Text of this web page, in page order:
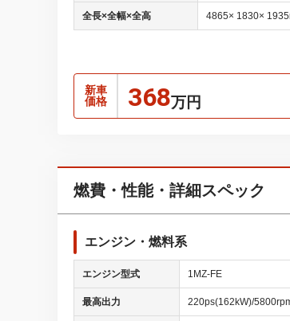
全長×全幅×全高 4865× 1830×
新車
価格
368万円
燃費・性能・詳細スペック
エンジン・燃料系
エンジン型式 1MZ-FE
最高出力 220ps(162kW)/